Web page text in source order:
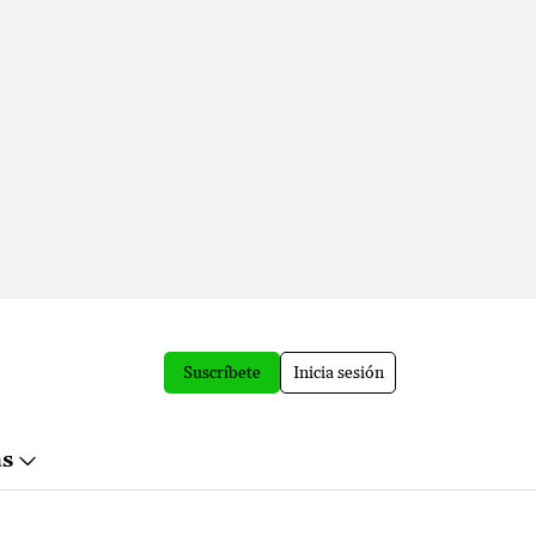
Suscríbete Inicia sesión